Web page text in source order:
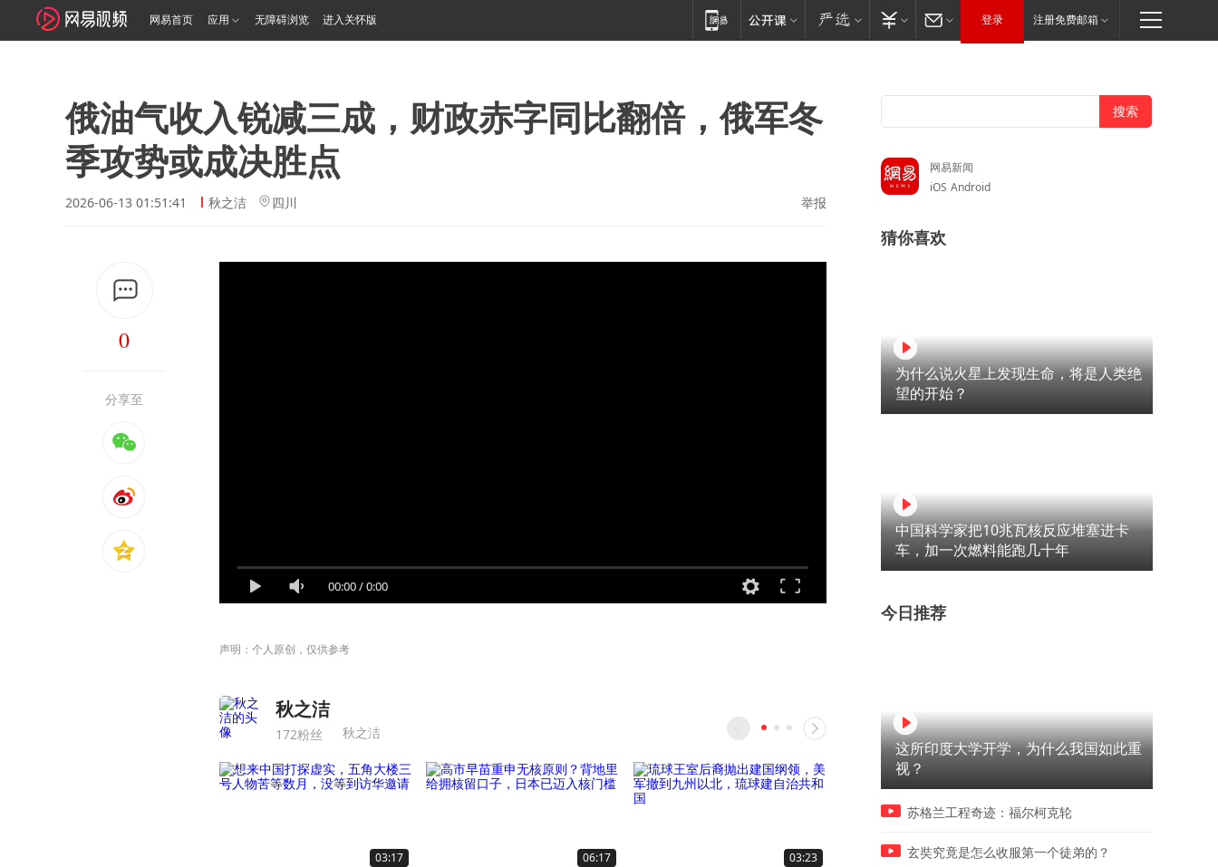
网易首页 应用 无障碍浏览 进入关怀版 登录 注册免费邮箱
俄油气收入锐减三成，财政赤字同比翻倍，俄军冬
季攻势或成决胜点
2026-06-13 01:51:41 秋之洁 四川 举报
0
分享至
00:00/0:00
声明：个人原创，仅供参考
秋之洁
172粉丝 秋之洁
03:17 06:17 03:23 01:15
网易新闻
iOS Android
猜你喜欢
为什么说火星上发现生命，将是人类绝
望的开始？
中国科学家把10兆瓦核反应堆塞进卡
车，加一次燃料能跑几十年
今日推荐
这所印度大学开学，为什么我国如此重
视？
苏格兰工程奇迹：福尔柯克轮
玄奘究竟是怎么收服第一个徒弟的？